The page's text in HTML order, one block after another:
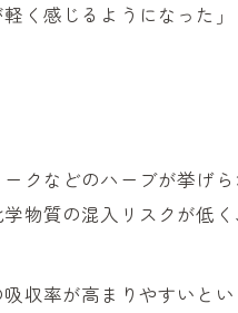
く感じるようになった
クなどのハーブが挙げ
物質の混入リスクが低
収率が高まりやすいとい